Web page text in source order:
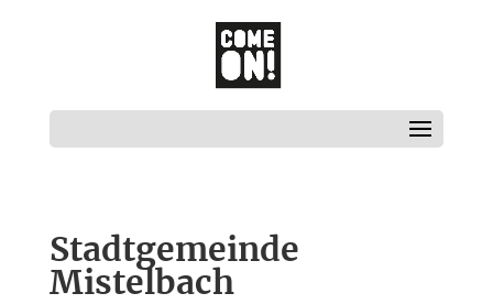
Stadtgemeinde
Mistelbach